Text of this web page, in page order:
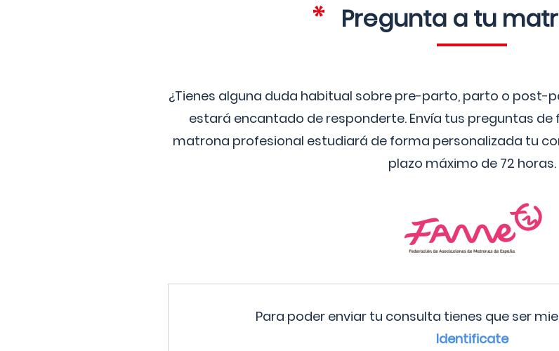
Pregunta a tu
¿Tienes alguna duda habitual sobre pre-parto, parto o post-
estará encantado de responderte. Envía tus preguntas
matrona profesional estudiará de forma personalizada tu
plazo máximo de 72 horas.
Para poder enviar tu consulta tienes que ser
Identificate